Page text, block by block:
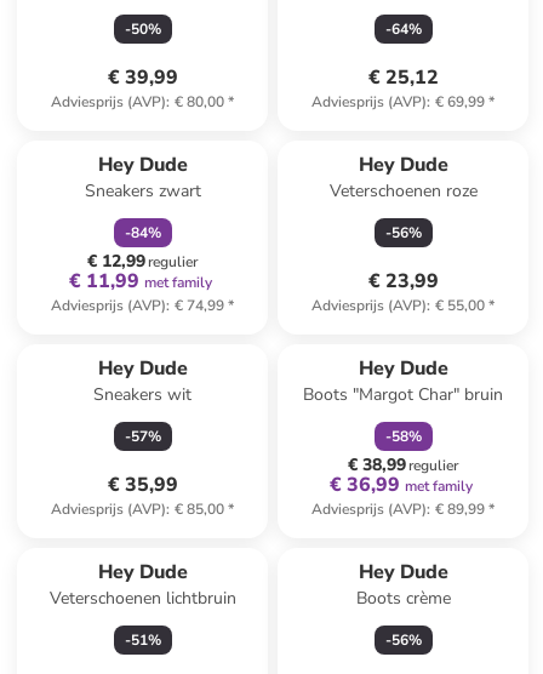
-50%
€ 39,99
Adviesprijs (AVP): € 80,00*
-64%
€ 25,12
Adviesprijs (AVP): € 69,99*
Hey Dude
Sneakers zwart
-84%
€ 12,99regulier
€ 11,99 met family
Adviesprijs (AVP): € 74,99*
Hey Dude
Veterschoenen roze
-56%
€ 23,99
Adviesprijs (AVP): € 55,00*
Hey Dude
Sneakers wit
-57%
€ 35,99
Adviesprijs (AVP): € 85,00*
Hey Dude
Boots "Margot Char" bruin
-58%
€ 38,99regulier
€ 36,99 met family
Adviesprijs (AVP): € 89,99*
Hey Dude
Veterschoenen lichtbruin
-51%
Hey Dude
Boots crème
-56%